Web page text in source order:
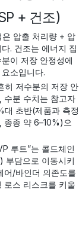
+ 건조)
압출 처리량 + 압
. 건조는 에너지 집
이 저장 안정성에
소입니다.
히 저수분의 저장 안
수분 수치는 참고자
대 초반(제품과 측정
종종 약 6–10%)으
루트”는 콜드체인
부담으로 이동시키
어/바인더 의존도를
로스 리스크를 키울